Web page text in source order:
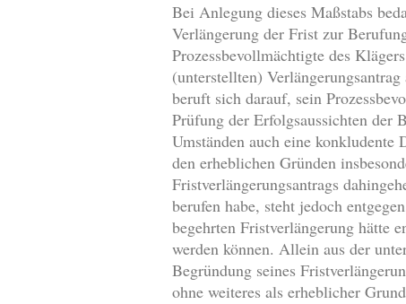
Bei Anlegung dieses Maßstabs
Verlängerung der Frist zur
Prozessbevollmächtigte des
(unterstellten)
beruft sich darauf, sein
Prüfung der Erfolgsaussichten der
Umständen auch eine konkludente
den erheblichen Gründen
Fristverlängerungsantrags
berufen habe, steht jedoch
begehrten Fristverlängerung hätte
werden können. Allein aus der
Begründung seines
ohne weiteres als erheblicher